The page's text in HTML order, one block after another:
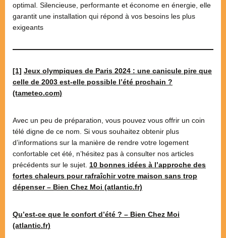
optimal. Silencieuse, performante et économe en énergie, elle
garantit une installation qui répond à vos besoins les plus
exigeants
[1] Jeux olympiques de Paris 2024 : une canicule pire que
celle de 2003 est-elle possible l’été prochain ?
(tameteo.com)
Avec un peu de préparation, vous pouvez vous offrir un coin
télé digne de ce nom. Si vous souhaitez obtenir plus
d’informations sur la manière de rendre votre logement
confortable cet été, n’hésitez pas à consulter nos articles
précédents sur le sujet. 10 bonnes idées à l’approche des
fortes chaleurs pour rafraîchir votre maison sans trop
dépenser – Bien Chez Moi (atlantic.fr)
Qu’est-ce que le confort d’été ? – Bien Chez Moi
(atlantic.fr)